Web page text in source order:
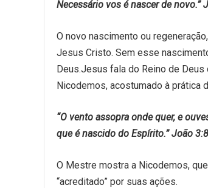
Necessário vos é nascer de novo.”
O novo nascimento ou
Jesus Cristo. Sem esse
Deus.Jesus fala do Reino de
Nicodemos, acostumado à prática
“O vento assopra onde quer, e
que é nascido do Espírito.” João 3:8
O Mestre mostra a Nicodemos,
“acreditado” por suas ações.